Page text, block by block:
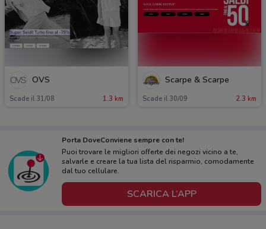
OVS
Scade il 31/08 1.3 km
Scarpe & Scarpe
Scade il 30/09 2.3 km
Porta DoveConviene sempre con te!
Puoi trovare le migliori offerte dei negozi vicino a te,
salvarle e creare la tua lista del risparmio, comodamente
dal tuo cellulare.
SCARICA L’APP